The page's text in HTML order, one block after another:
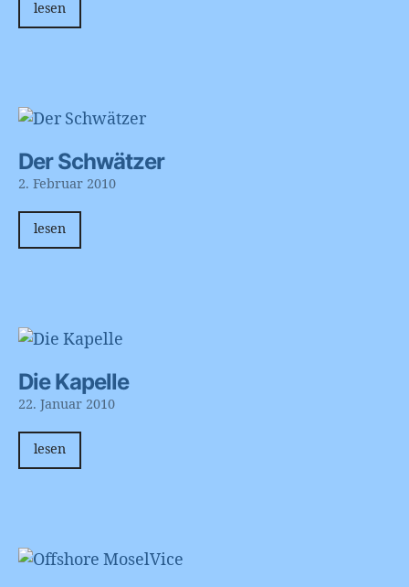
lesen
Der Schwätzer
2. Februar 2010
lesen
Die Kapelle
22. Januar 2010
lesen